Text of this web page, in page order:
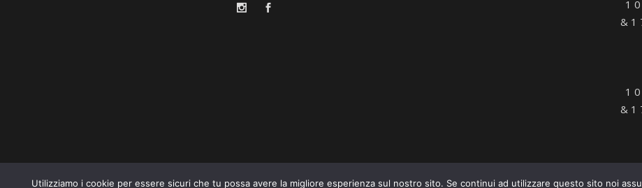
1
& 1
1
& 1
@2016. All Rights Reserved
Utilizziamo i cookie per essere sicuri che tu possa avere la migliore esperienza sul nostro sito. Se continui ad utilizzare questo sito noi